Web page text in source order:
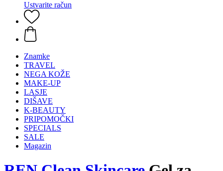
Ustvarite račun
Znamke
TRAVEL
NEGA KOŽE
MAKE-UP
LASJE
DIŠAVE
K-BEAUTY
PRIPOMOČKI
SPECIALS
SALE
Magazin